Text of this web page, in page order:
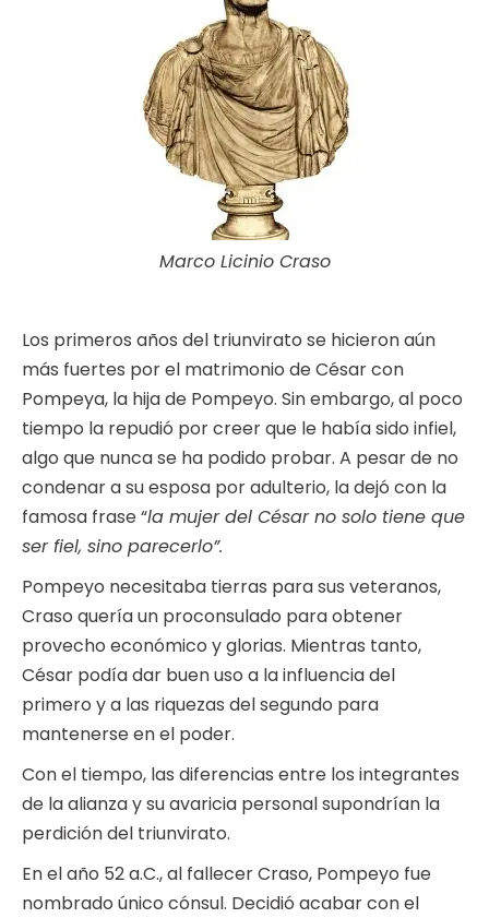
Marco Licinio Craso
Los primeros años del triunvirato se hicieron aún
más fuertes por el matrimonio de César con
Pompeya, la hija de Pompeyo. Sin embargo, al poco
tiempo la repudió por creer que le había sido infiel,
algo que nunca se ha podido probar. A pesar de no
condenar a su esposa por adulterio, la dejó con la
famosa frase “la mujer del César no solo tiene que
ser fiel, sino parecerlo”.
Pompeyo necesitaba tierras para sus veteranos,
Craso quería un proconsulado para obtener
provecho económico y glorias. Mientras tanto,
César podía dar buen uso a la influencia del
primero y a las riquezas del segundo para
mantenerse en el poder.
Con el tiempo, las diferencias entre los integrantes
de la alianza y su avaricia personal supondrían la
perdición del triunvirato.
En el año 52 a.C., al fallecer Craso, Pompeyo fue
nombrado único cónsul. Decidió acabar con el